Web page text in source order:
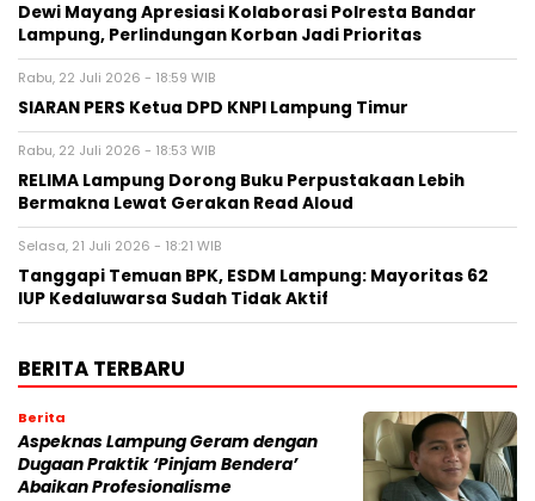
Dewi Mayang Apresiasi Kolaborasi Polresta Bandar
Lampung, Perlindungan Korban Jadi Prioritas
Rabu, 22 Juli 2026 - 18:59 WIB
SIARAN PERS Ketua DPD KNPI Lampung Timur
Rabu, 22 Juli 2026 - 18:53 WIB
RELIMA Lampung Dorong Buku Perpustakaan Lebih
Bermakna Lewat Gerakan Read Aloud
Selasa, 21 Juli 2026 - 18:21 WIB
Tanggapi Temuan BPK, ESDM Lampung: Mayoritas 62
IUP Kedaluwarsa Sudah Tidak Aktif
BERITA TERBARU
Berita
Aspeknas Lampung Geram dengan
Dugaan Praktik ‘Pinjam Bendera’
Abaikan Profesionalisme